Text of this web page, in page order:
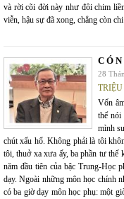
và rời cõi đời này như đôi chim
viễn, hậu sự đã xong, chẳng còn
C Ó
28
Vốn
thể
mình
chút xấu hổ. Không phải là tôi
tôi, thuở xa xưa ấy, ba phần tư
năm đầu tiên của bậc Trung-Học
dạy. Ngoài những môn học chính
có ba giờ dạy môn học phụ: một